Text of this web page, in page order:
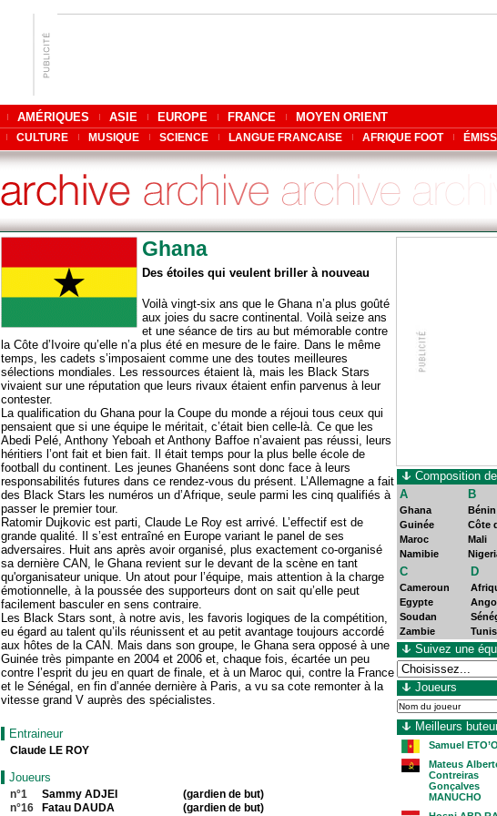
AMÉRIQUES ASIE EUROPE FRANCE MOYEN ORIENT
CULTURE MUSIQUE SCIENCE LANGUE FRANCAISE AFRIQUE FOOT
Ghana
Des étoiles qui veulent briller à nouveau
Voilà vingt-six ans que le Ghana n’a plus goûté
aux joies du sacre continental. Voilà seize ans
et une séance de tirs au but mémorable contre
la Côte d’Ivoire qu’elle n’a plus été en mesure de le faire. Dans le même
temps, les cadets s’imposaient comme une des toutes meilleures
sélections mondiales. Les ressources étaient là, mais les Black Stars
vivaient sur une réputation que leurs rivaux étaient enfin parvenus à leur
contester.
La qualification du Ghana pour la Coupe du monde a réjoui tous ceux qui
pensaient que si une équipe le méritait, c’était bien celle-là. Ce que les
Abedi Pelé, Anthony Yeboah et Anthony Baffoe n’avaient pas réussi, leurs
héritiers l’ont fait et bien fait. Il était temps pour la plus belle école de
football du continent. Les jeunes Ghanéens sont donc face à leurs
responsabilités futures dans ce rendez-vous du présent. L’Allemagne a fait
des Black Stars les numéros un d’Afrique, seule parmi les cinq qualifiés à
passer le premier tour.
Ratomir Dujkovic est parti, Claude Le Roy est arrivé. L’effectif est de
grande qualité. Il s’est entraîné en Europe variant le panel de ses
adversaires. Huit ans après avoir organisé, plus exactement co-organisé
sa dernière CAN, le Ghana revient sur le devant de la scène en tant
qu'organisateur unique. Un atout pour l’équipe, mais attention à la charge
émotionnelle, à la poussée des supporteurs dont on sait qu’elle peut
facilement basculer en sens contraire.
Les Black Stars sont, à notre avis, les favoris logiques de la compétition,
eu égard au talent qu’ils réunissent et au petit avantage toujours accordé
aux hôtes de la CAN. Mais dans son groupe, le Ghana sera opposé à une
Guinée très pimpante en 2004 et 2006 et, chaque fois, écartée un peu
contre l’esprit du jeu en quart de finale, et à un Maroc qui, contre la France
et le Sénégal, en fin d’année dernière à Paris, a vu sa cote remonter à la
vitesse grand V auprès des spécialistes.
Entraineur
Claude LE ROY
Joueurs
n°1 Sammy ADJEI
(gardien de but)
n°16
Fatau DAUDA (gardien de but)
Composition
A
B
Ghana
Bénin
Guinée
Côte
Maroc
Mali
Namibie
C D
Cameroun
Egypte
Soudan
Zambie
Suivez une
Joueurs
Meilleurs
Samuel
Mateus
Contreiras
Gonçalves
MANUCHO